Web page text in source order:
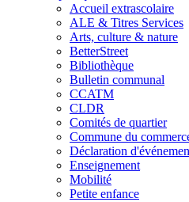
Accueil extrascolaire
ALE & Titres Services
Arts, culture & nature
BetterStreet
Bibliothèque
Bulletin communal
CCATM
CLDR
Comités de quartier
Commune du
Déclaration
Enseignement
Mobilité
Petite enfance